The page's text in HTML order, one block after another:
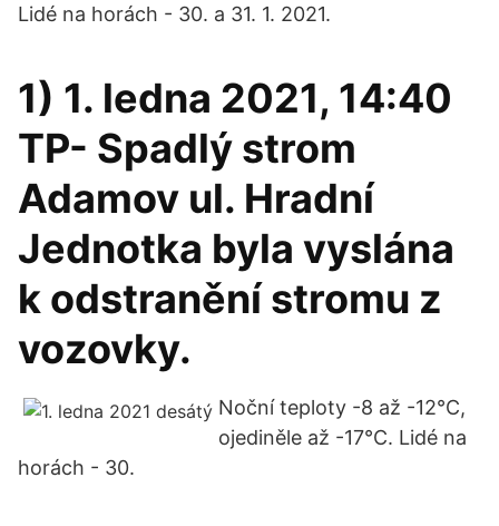
Lidé na horách - 30. a 31. 1. 2021.
1) 1. ledna 2021, 14:40
TP- Spadlý strom
Adamov ul. Hradní
Jednotka byla vyslána
k odstranění stromu z
vozovky.
Noční teploty -8 až -12°C,
ojediněle až -17°C. Lidé na
horách - 30.